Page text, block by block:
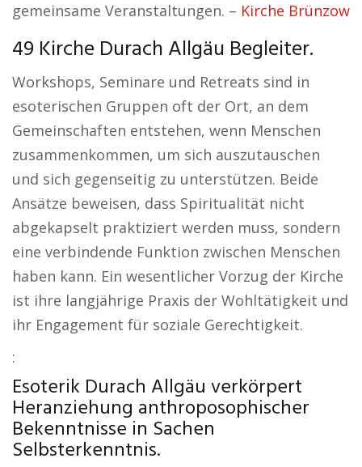
gemeinsame Veranstaltungen. – Kirche Brünzow
49 Kirche Durach Allgäu Begleiter.
Workshops, Seminare und Retreats sind in
esoterischen Gruppen oft der Ort, an dem
Gemeinschaften entstehen, wenn Menschen
zusammenkommen, um sich auszutauschen
und sich gegenseitig zu unterstützen. Beide
Ansätze beweisen, dass Spiritualität nicht
abgekapselt praktiziert werden muss, sondern
eine verbindende Funktion zwischen Menschen
haben kann. Ein wesentlicher Vorzug der Kirche
ist ihre langjährige Praxis der Wohltätigkeit und
ihr Engagement für soziale Gerechtigkeit.
:
Esoterik Durach Allgäu verkörpert
Heranziehung anthroposophischer
Bekenntnisse in Sachen
Selbsterkenntnis.